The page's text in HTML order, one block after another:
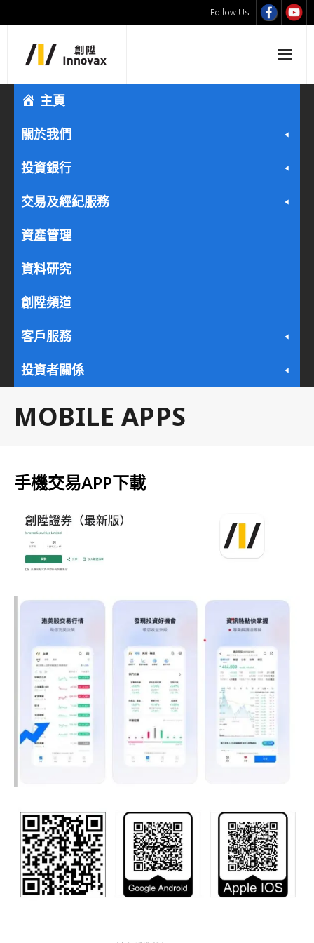
Follow Us
主頁
關於我們
投資銀行
交易及經紀服務
資產管理
資料研究
創陞頻道
客戶服務
投資者關係
MOBILE APPS
手機交易APP下載